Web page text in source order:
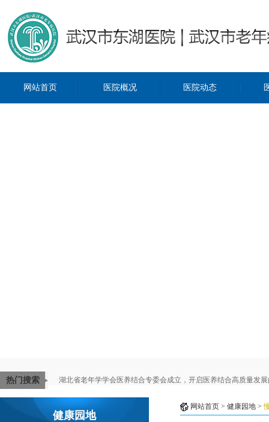
网站首页 医院概况 医院动态
热门搜索 湖北省老年学学会医养结合专委会成立，开启医养结合高质量发
健康园地
网站首页 > 健康园地 >